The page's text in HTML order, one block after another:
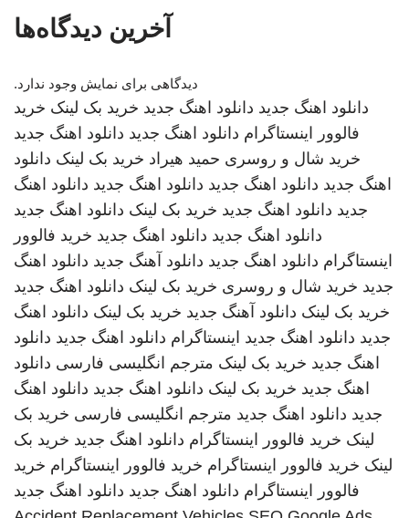
آخرین دیدگاه‌ها
دیدگاهی برای نمایش وجود ندارد.
دانلود اهنگ جدید دانلود اهنگ جدید خرید بک لینک خرید
فالوور اینستاگرام دانلود اهنگ جدید دانلود اهنگ جدید
خرید شال و روسری حمید هیراد خرید بک لینک دانلود
اهنگ جدید دانلود اهنگ جدید دانلود اهنگ جدید دانلود اهنگ
جدید دانلود اهنگ جدید خرید بک لینک دانلود اهنگ جدید
دانلود اهنگ جدید دانلود اهنگ جدید خرید فالوور
اینستاگرام دانلود اهنگ جدید دانلود آهنگ جدید دانلود اهنگ
جدید خرید شال و روسری خرید بک لینک دانلود اهنگ جدید
خرید بک لینک دانلود آهنگ جدید خرید بک لینک دانلود اهنگ
جدید دانلود اهنگ جدید اینستاگرام دانلود اهنگ جدید دانلود
اهنگ جدید خرید بک لینک مترجم انگلیسی فارسی دانلود
اهنگ جدید خرید بک لینک دانلود اهنگ جدید دانلود اهنگ
جدید دانلود اهنگ جدید مترجم انگلیسی فارسی خرید بک
لینک خرید فالوور اینستاگرام دانلود اهنگ جدید خرید بک
لینک خرید فالوور اینستاگرام خرید فالوور اینستاگرام خرید
فالوور اینستاگرام دانلود اهنگ جدید دانلود اهنگ جدید